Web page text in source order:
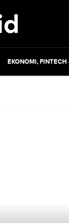
EKONOMI, FINTECH